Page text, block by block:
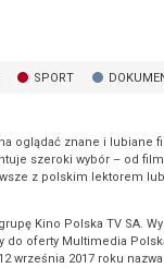
SPORT
oglądać znane i
szeroki wybór – od
z polskim lektorem
Kino Polska TV SA.
do oferty Multimedia
września 2017 roku